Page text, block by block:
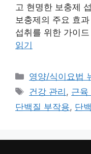
고 현명한 보충제
보충제의 주요 효
섭취를 위한 가이
읽기
카
테
리
영양/식이요법
태
그
건강 관리 , 근육
단백질 부작용, 단